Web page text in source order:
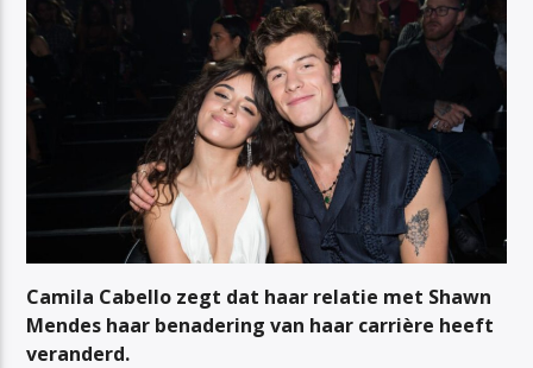
Camila Cabello zegt dat haar relatie met Shawn
Mendes haar benadering van haar carrière heeft
veranderd.